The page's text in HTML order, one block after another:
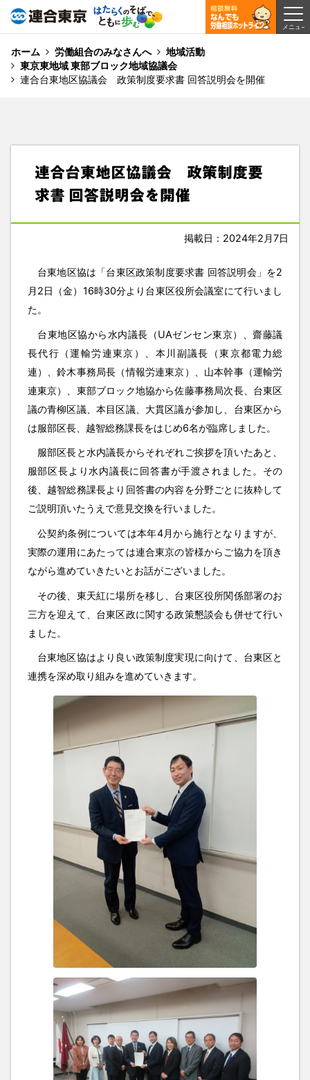
ホーム 労働組合のみなさんへ
地域活動
東京東地域 東部ブロック地域協議会
連合台東地区協議会 政策制度要求書 回答説明会を開催
連合台東地区協議会 政策制度要
求書 回答説明会を開催
掲載日：2024年2月7日
台東地区協は「台東区政策制度要求書 回答説明会」を2
月2日（金）16時30分より台東区役所会議室にて行いまし
た。
台東地区協から水内議長（UAゼンセン東京）、齋藤議
長代行（運輸労連東京）、本川副議長（東京都電力総
連）、鈴木事務局長（情報労連東京）、山本幹事（運輸労
連東京）、東部ブロック地協から佐藤事務局次長、台東区
議の青柳区議、本目区議、大貫区議が参加し、台東区から
は服部区長、越智総務課長をはじめ6名が臨席しました。
服部区長と水内議長からそれぞれご挨拶を頂いたあと、
服部区長より水内議長に回答書が手渡されました。その
後、越智総務課長より回答書の内容を分野ごとに抜粋して
ご説明頂いたうえで意見交換を行いました。
公契約条例については本年4月から施行となりますが、
実際の運用にあたっては連合東京の皆様からご協力を頂き
ながら進めていきたいとお話がございました。
その後、東天紅に場所を移し、台東区役所関係部署のお
三方を迎えて、台東区政に関する政策懇談会も併せて行い
ました。
台東地区協はより良い政策制度実現に向けて、台東区と
連携を深め取り組みを進めていきます。